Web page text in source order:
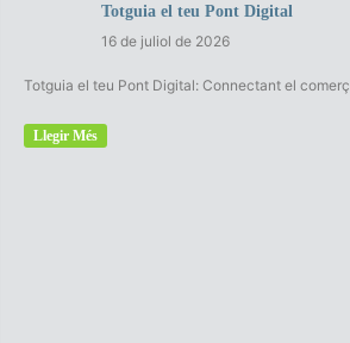
Totguia el teu Pont Digital
16 de juliol de 2026
Totguia el teu Pont Digital: Connectant el comerç
Llegir Més